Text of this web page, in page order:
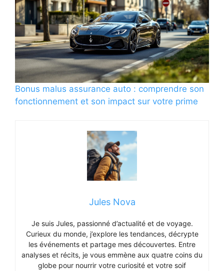
Bonus malus assurance auto : comprendre son
fonctionnement et son impact sur votre prime
Jules Nova
Je suis Jules, passionné d’actualité et de voyage.
Curieux du monde, j’explore les tendances, décrypte
les événements et partage mes découvertes. Entre
analyses et récits, je vous emmène aux quatre coins du
globe pour nourrir votre curiosité et votre soif